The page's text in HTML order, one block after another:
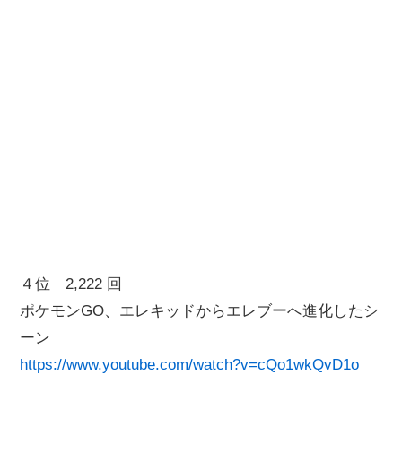
４位 2,222 回
ポケモンGO、エレキッドからエレブーへ進化したシ
ーン
https://www.youtube.com/watch?v=cQo1wkQvD1o